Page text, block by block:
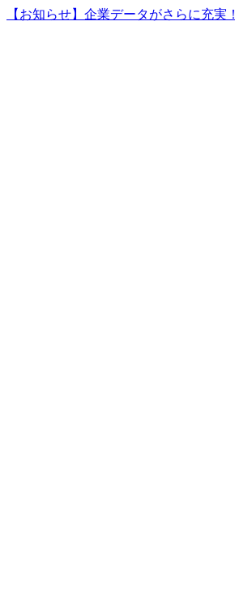
【お知らせ】企業データがさらに充実！